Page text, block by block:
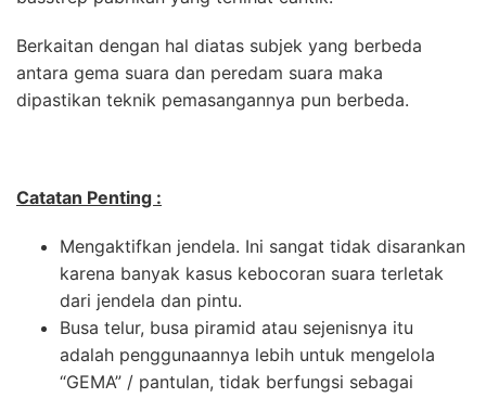
Berkaitan dengan hal diatas subjek yang berbeda
antara gema suara dan peredam suara maka
dipastikan teknik pemasangannya pun berbeda.
Catatan Penting :
Mengaktifkan jendela. Ini sangat tidak disarankan
karena banyak kasus kebocoran suara terletak
dari jendela dan pintu.
Busa telur, busa piramid atau sejenisnya itu
adalah penggunaannya lebih untuk mengelola
“GEMA” / pantulan, tidak berfungsi sebagai